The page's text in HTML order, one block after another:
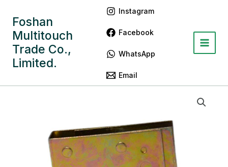
Foshan
Multitouch
Trade Co.,
Limited.
Instagram
Facebook
WhatsApp
Email